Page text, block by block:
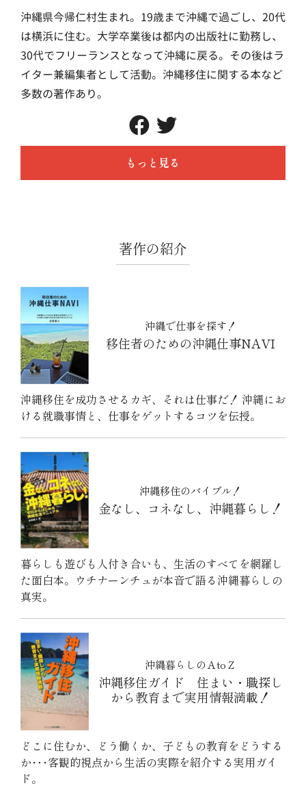
沖縄県今帰仁村生まれ。19歳まで沖縄で過ごし、20代
は横浜に住む。大学卒業後は都内の出版社に勤務し、
30代でフリーランスとなって沖縄に戻る。その後はラ
イター兼編集者として活動。沖縄移住に関する本など
多数の著作あり。
もっと見る
著作の紹介
沖縄で仕事を探す！
移住者のための沖縄仕事NAVI
沖縄移住を成功させるカギ、それは仕事だ！ 沖縄にお
ける就職事情と、仕事をゲットするコツを伝授。
沖縄移住のバイブル！
金なし、コネなし、沖縄暮らし！
暮らしも遊びも人付き合いも、生活のすべてを網羅し
た面白本。ウチナーンチュが本音で語る沖縄暮らしの
真実。
沖縄暮らしのＡtoＺ
沖縄移住ガイド 住まい・職探し
から教育まで実用情報満載！
どこに住むか、どう働くか、子どもの教育をどうする
か･･･客観的視点から生活の実際を紹介する実用ガイ
ド。